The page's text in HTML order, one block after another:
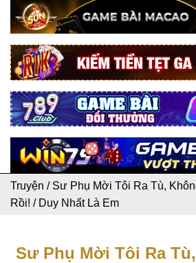
Truyện / Sư Phụ Mời Tôi Ra Tù,
Rồi! / Duy Nhất Là Em
Sư Phụ Mời Tôi Ra